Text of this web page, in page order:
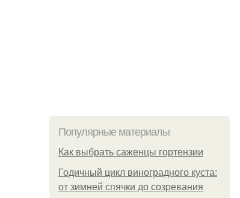
Популярные материалы
Как выбрать саженцы гортензии
Годичный цикл виноградного куста:
от зимней спячки до созревания